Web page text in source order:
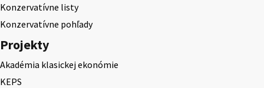
Konzervatívne listy
Konzervatívne pohľady
Projekty
Akadémia klasickej ekonómie
KEPS